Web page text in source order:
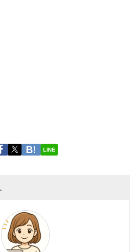
LINE